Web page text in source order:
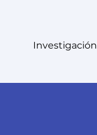
Investigación